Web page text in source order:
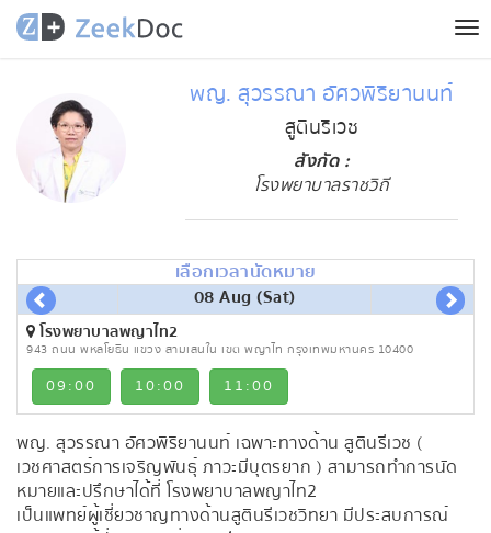
พญ. สุวรรณา อัศวพิริยานนท์
สูตินรีเวช
สังกัด :
โรงพยาบาลราชวิถี
เลือกเวลานัดหมาย
08 Aug (Sat)
โรงพยาบาลพญาไท2
943 ถนน พหลโยธิน แขวง สามเสนใน เขต พญาไท กรุงเทพมหานคร 10400
09:00 10:00 11:00
พญ. สุวรรณา อัศวพิริยานนท์ เฉพาะทางด้าน สูตินรีเวช (
เวชศาสตร์การเจริญพันธ์ุ ภาวะมีบุตรยาก ) สามารถทำการนัด
หมายและปรึกษาได้ที่ โรงพยาบาลพญาไท2
เป็นแพทย์ผู้เชี่ยวชาญทางด้านสูตินรีเวชวิทยา มีประสบการณ์